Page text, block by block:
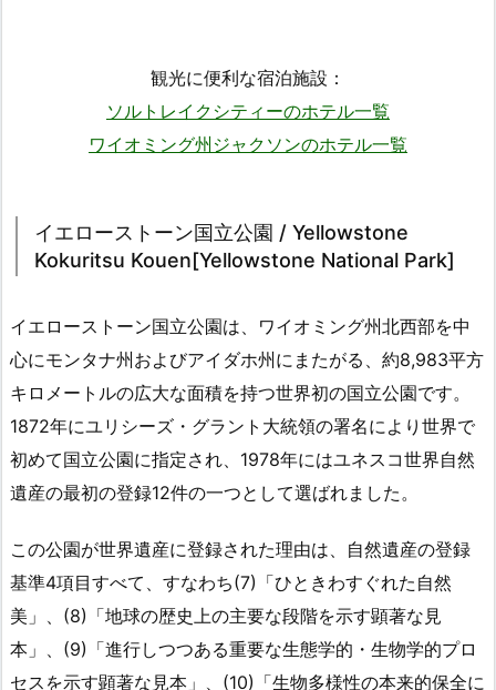
観光に便利な宿泊施設：
ソルトレイクシティーのホテル一覧
ワイオミング州ジャクソンのホテル一覧
イエローストーン国立公園 / Yellowstone
Kokuritsu Kouen[Yellowstone National Park]
イエローストーン国立公園は、ワイオミング州北西部を中
心にモンタナ州およびアイダホ州にまたがる、約8,983平方
キロメートルの広大な面積を持つ世界初の国立公園です。
1872年にユリシーズ・グラント大統領の署名により世界で
初めて国立公園に指定され、1978年にはユネスコ世界自然
遺産の最初の登録12件の一つとして選ばれました。
この公園が世界遺産に登録された理由は、自然遺産の登録
基準4項目すべて、すなわち(7)「ひときわすぐれた自然
美」、(8)「地球の歴史上の主要な段階を示す顕著な見
本」、(9)「進行しつつある重要な生態学的・生物学的プロ
セスを示す顕著な見本」、(10)「生物多様性の本来的保全に